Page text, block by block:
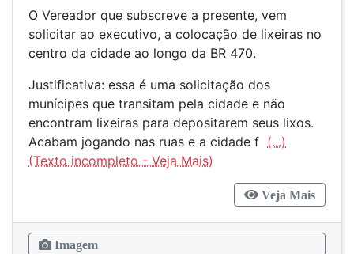
O Vereador que subscreve a presente, vem
solicitar ao executivo, a colocação de lixeiras no
centro da cidade ao longo da BR 470.
Justificativa: essa é uma solicitação dos
munícipes que transitam pela cidade e não
encontram lixeiras para depositarem seus lixos.
Acabam jogando nas ruas e a cidade f (...)
Veja Mais
Imagem